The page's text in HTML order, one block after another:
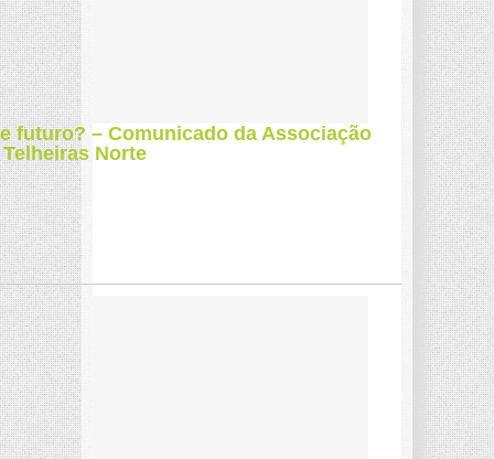
futuro? – Comunicado da Associação
Norte